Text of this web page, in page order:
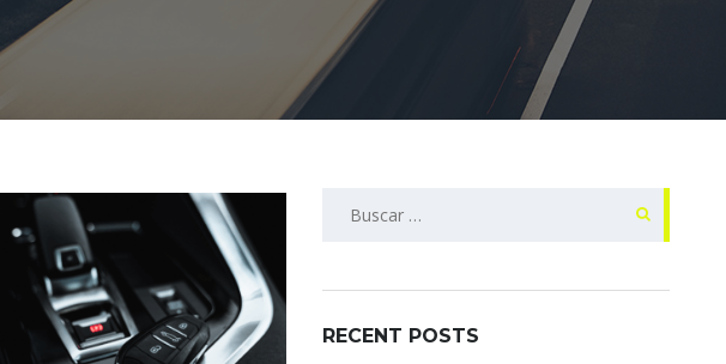
BUSCAR:
RECENT POSTS